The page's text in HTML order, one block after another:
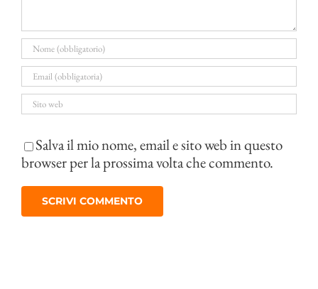
Salva il mio nome, email e sito web in questo
browser per la prossima volta che commento.